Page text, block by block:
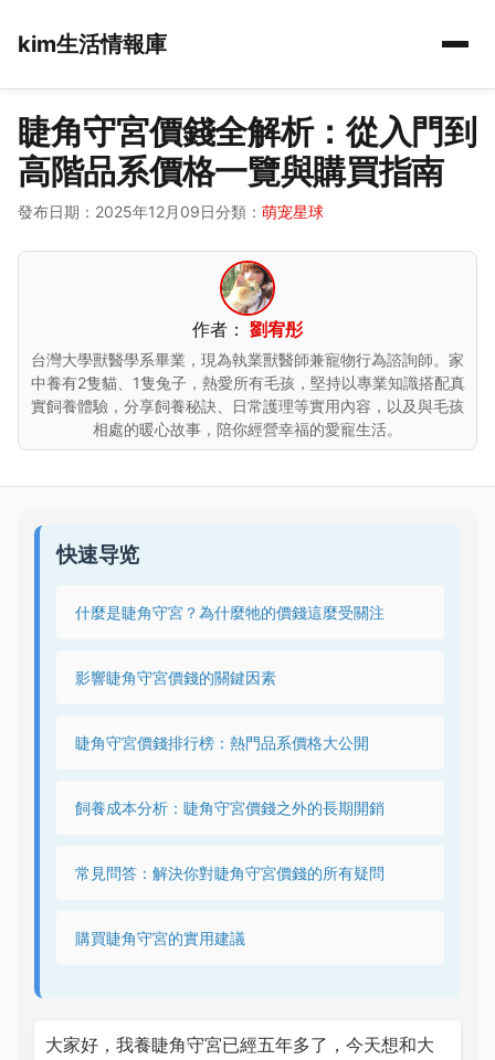
kim生活情報庫
睫角守宮價錢全解析：從入門到
高階品系價格一覽與購買指南
發布日期：2025年12月09日分類： 萌宠星球
作者： 劉宥彤
台灣大學獸醫學系畢業，現為執業獸醫師兼寵物行為諮詢師。家
中養有2隻貓、1隻兔子，熱愛所有毛孩，堅持以專業知識搭配真
實飼養體驗，分享飼養秘訣、日常護理等實用內容，以及與毛孩
相處的暖心故事，陪你經營幸福的愛寵生活。
快速导览
什麼是睫角守宮？為什麼牠的價錢這麼受關注
影響睫角守宮價錢的關鍵因素
睫角守宮價錢排行榜：熱門品系價格大公開
飼養成本分析：睫角守宮價錢之外的長期開銷
常見問答：解決你對睫角守宮價錢的所有疑問
購買睫角守宮的實用建議
大家好，我養睫角守宮已經五年多了，今天想和大